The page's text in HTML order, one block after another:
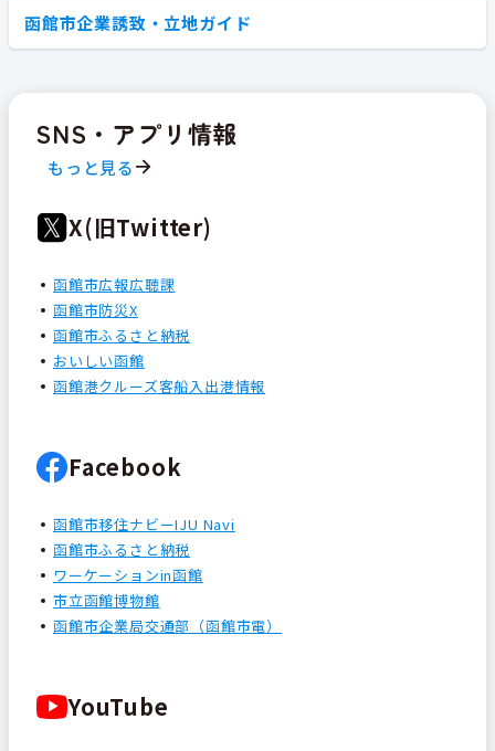
函館市企業誘致・立地ガイド
SNS・アプリ情報
もっと見る
X(旧Twitter)
函館市広報広聴課
函館市防災X
函館市ふるさと納税
おいしい函館
函館港クルーズ客船入出港情報
Facebook
函館市移住ナビーIJU Navi
函館市ふるさと納税
ワーケーションin函館
市立函館博物館
函館市企業局交通部（函館市電）
YouTube